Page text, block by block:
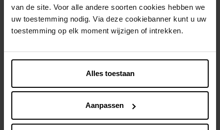
van de site. Voor alle andere soorten cookies hebben we
uw toestemming nodig. Via deze cookiebanner kunt u uw
toestemming op elk moment wijzigen of intrekken.
Alles toestaan
Aanpassen
Nog iets vergeten ?